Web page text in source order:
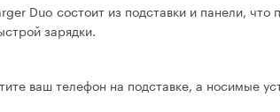
Duo состоит из подставки и панели,
зарядки.
ваш телефон на подставке, а